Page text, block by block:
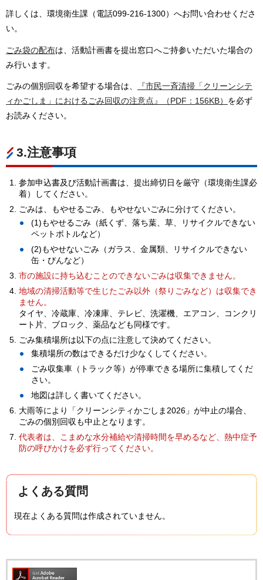
詳しくは、環境衛生課（電話099-216-1300）へお問い合わせくださ
い。
ごみ袋の配布は、活動計画書を提出窓口へご持参いただいた場合の
み行います。
ごみの個別回収を希望する場合は、
『市民一斉清掃「クリーンシテ
ィかごしま」におけるごみ回収の注意点』（PDF：156KB） を必ず
お読みください。
3.注意事項
参加申込書及び活動計画書は、提出締切日を厳守（環境衛生課必
着）してください。
ごみは、もやせるごみ、もやせないごみに分けてください。
(1)もやせるごみ（紙くず、落ち葉、草、リサイクルできない
ペットボトルなど）
(2)もやせないごみ（ガラス、金属類、リサイクルできない
缶・びんなど）
市の施設に持ち込むことのできないごみは収集できません。
地域の清掃活動等で生じたごみ以外（祭りごみなど）は収集でき
ません。
タイヤ、冷蔵庫、冷凍庫、テレビ、洗濯機、エアコン、コンクリ
ート片、ブロック、薬品なども同様です。
ごみ集積場所は以下の点に注意して決めてください。
集積場所の数はできるだけ少なくしてください。
ごみ収集車（トラック等）が停車できる場所に集積してくだ
さい。
地図は詳しく書いてください。
大雨等により「クリーンシティかごしま2026」が中止の場合、
ごみの個別回収も中止となります。
代表者は、こまめな水分補給や清掃時間を早めるなど、熱中症予
防の呼びかけを必ず行ってください。
よくある質問
現在よくある質問は作成されていません。